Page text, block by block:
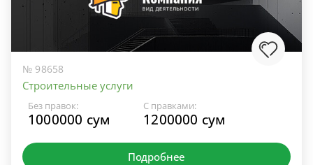
№ 98658
Строительные услуги
Без правок:
1000000 сум
С правками:
1200000 сум
Подробнее